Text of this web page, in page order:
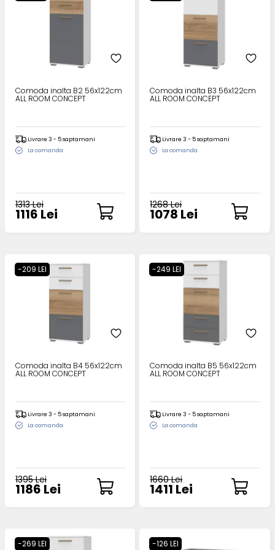
Comoda inalta B2 56x122cm
ALL ROOM CONCEPT
Livrare 3 - 5 saptamani
La comanda
1313 Lei
1116 Lei
Comoda inalta B3 56x122cm
ALL ROOM CONCEPT
Livrare 3 - 5 saptamani
La comanda
1268 Lei
1078 Lei
-209 LEI
Comoda inalta B4 56x122cm
ALL ROOM CONCEPT
Livrare 3 - 5 saptamani
La comanda
1395 Lei
1186 Lei
-249 LEI
Comoda inalta B5 56x122cm
ALL ROOM CONCEPT
Livrare 3 - 5 saptamani
La comanda
1660 Lei
1411 Lei
-269 LEI -126 LEI